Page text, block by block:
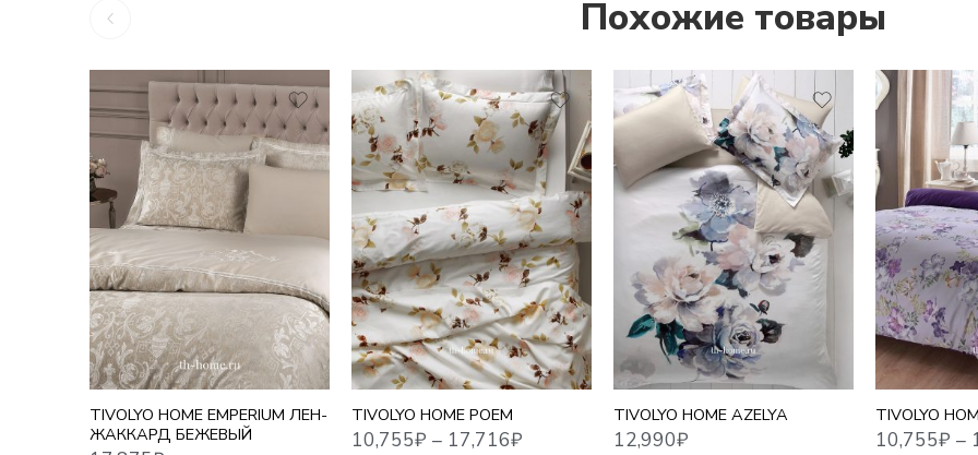
Похожие товары
TIVOLYO HOME EMPERIUM ЛЕН-
ЖАККАРД БЕЖЕВЫЙ
17,875₽
TIVOLYO HOME POEM
10,755₽–17,716₽
1,5 СПАЛЬНЫЙ
ЕВРО
ЕВРО MAXI
СЕМЕЙНЫЙ
TIVOLYO HOME AZELYA
12,990
TIVOLYO
10,755 –17,716₽
1,5
ЕВРО
ЕВРО MAXI
СЕМЕЙНЫЙ